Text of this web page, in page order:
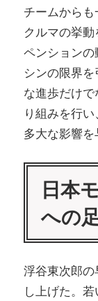
チームから
クルマの挙
ペンション
シンの限界
な進歩だけ
り組みを行
多大な影響を
日本
への
浮谷東次郎
し上げた。